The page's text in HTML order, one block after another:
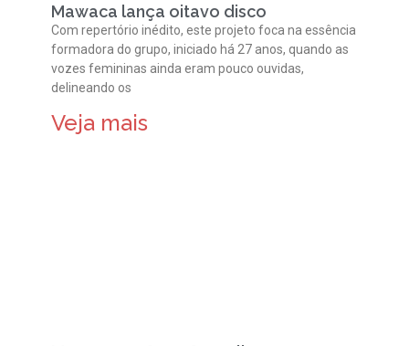
Mawaca lança oitavo disco
Com repertório inédito, este projeto foca na essência
formadora do grupo, iniciado há 27 anos, quando as
vozes femininas ainda eram pouco ouvidas,
delineando os
Veja mais